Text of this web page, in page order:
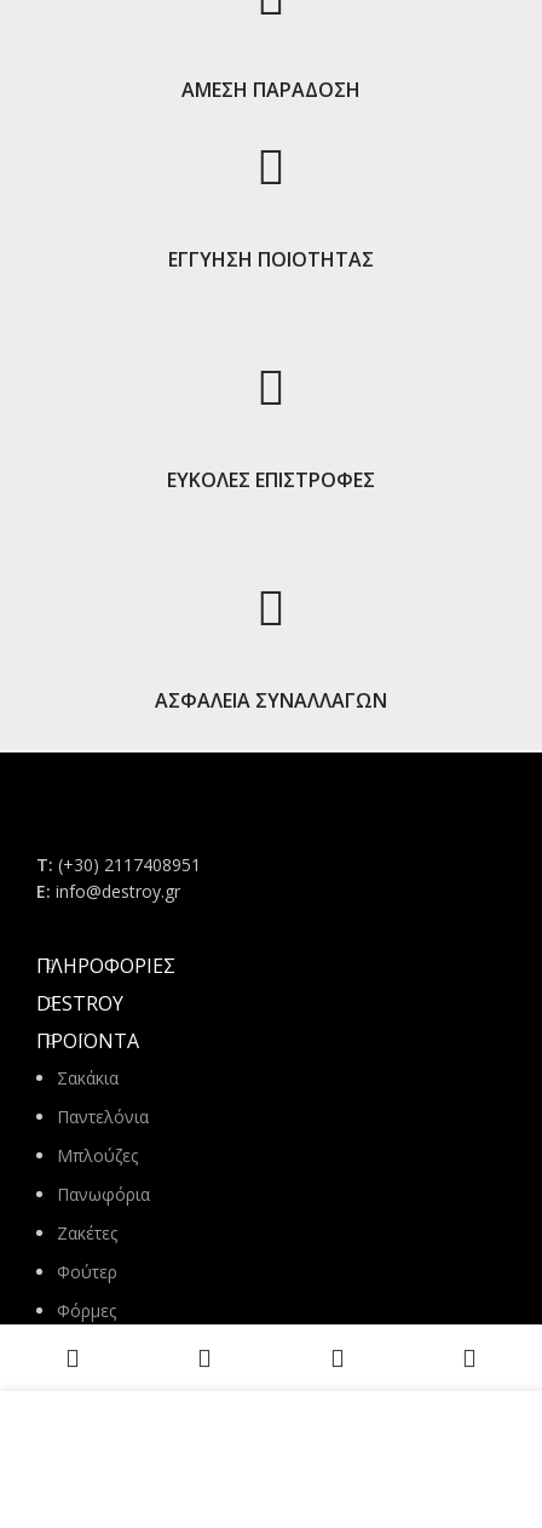
ΑΜΕΣΗ ΠΑΡΑΔΟΣΗ
ΕΓΓΥΗΣΗ ΠΟΙΟΤΗΤΑΣ
ΕΥΚΟΛΕΣ ΕΠΙΣΤΡΟΦΕΣ
ΑΣΦΑΛΕΙΑ ΣΥΝΑΛΛΑΓΩΝ
Τ: (+30) 2117408951
E: info@destroy.gr
ΠΛΗΡΟΦΟΡΊΕΣ
DESTROY
ΠΡΟΪΌΝΤΑ
Σακάκια
Παντελόνια
Μπλούζες
Πανωφόρια
Ζακέτες
Φούτερ
Φόρμες
Accessories